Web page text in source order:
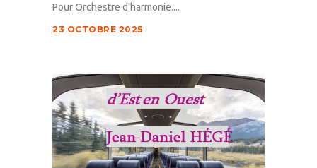
Pour Orchestre d'harmonie....
23 OCTOBRE 2025